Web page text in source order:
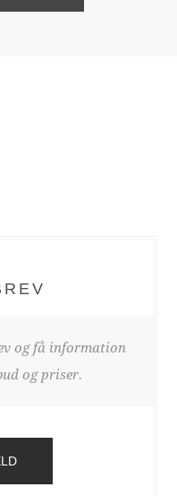
og få information
og priser.